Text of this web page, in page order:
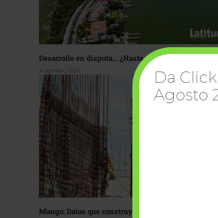
Desarrollo en disputa… ¿Hasta dónde crecer?
4 agosto, 2026
Mango: Datos que construyen confianza
Da
Agosto